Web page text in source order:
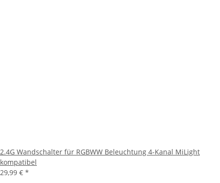
2.4G Wandschalter für RGBWW Beleuchtung 4-Kanal MiLight
kompatibel
29,99 € *